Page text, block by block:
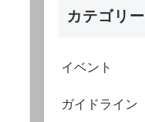
カテゴリー
イベント
ガイドライン